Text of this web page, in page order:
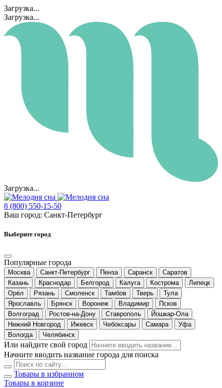
Загрузка...
Загрузка...
Загрузка...
8 (800) 550-15-50
Ваш город: Санкт-Петербург
Выберите город
Популярные города
Москва Санкт-Петербург Пенза Саранск
Саратов
Казань
Краснодар Белгород Калуга Кострома
Липецк
Орёл
Рязань Смоленск Тамбов Тверь
Тула
Ярославль
Брянск Воронеж Владимир
Псков
Волгоград
Ростов-на-Дону Ставрополь
Йошкар-Ола
Нижний Новгород
Ижевск Чебоксары Самара
Уфа
Вологда
Челябинск
Или найдите свой город
Начните вводить название города для поиска
Товары в избранном
Товары в корзине